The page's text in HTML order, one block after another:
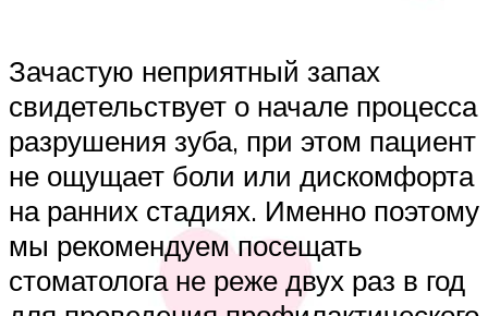
Зачастую неприятный запах
свидетельствует о начале процесса
разрушения зуба, при этом пациент
не ощущает боли или дискомфорта
на ранних стадиях. Именно поэтому
мы рекомендуем посещать
стоматолога не реже двух раз в год